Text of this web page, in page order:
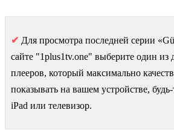
✔ Для просмотра последней серии
сайте "1plus1tv.one" выберите один из
плееров, который максимально
показывать на вашем устройстве,
iPad или телевизор.